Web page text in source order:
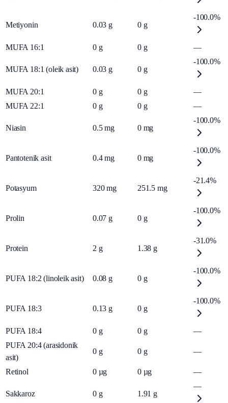
Metiyonin 0.03 g 0 g
-100.0%
MUFA 16:1 0 g 0 g —
MUFA 18:1 (oleik asit) 0.03 g 0 g
-100.0%
MUFA 20:1 0 g 0 g
—
MUFA 22:1
0 g 0 g —
Niasin 0.5 mg 0 mg
-100.0%
Pantotenik asit 0.4 mg 0 mg
-100.0%
Potasyum 320 mg 251.5 mg
-21.4%
Prolin 0.07 g 0 g
-100.0%
Protein 2 g 1.38 g
-31.0%
PUFA 18:2 (linoleik asit) 0.08 g 0 g
-100.0%
PUFA 18:3 0.13 g 0 g
-100.0%
PUFA 18:4 0 g 0 g
—
PUFA 20:4 (arasidonik
asit)
0 g 0 g —
Retinol 0 µg 0 µg —
Sakkaroz 0 g 1.91 g
—